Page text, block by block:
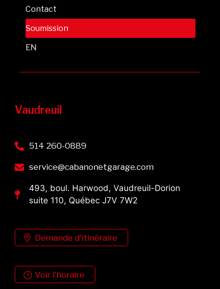
Contact
Soumission
EN
Vaudreuil
514 260-0889
service@cabanonetgarage.com
493, boul. Harwood, Vaudreuil-Dorion
suite 110, Québec J7V 7W2
Demande d'itinéraire
Voir l'horaire